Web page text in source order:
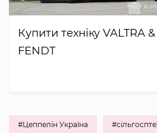
Купити техніку VALTRA &
FENDT
#Цеппелін Україна